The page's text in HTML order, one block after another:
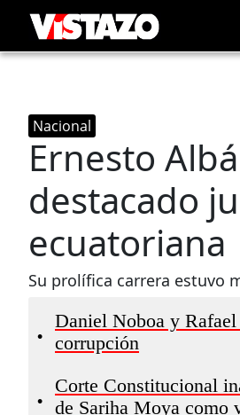
Nacional
Ernesto
destacado
ecuatoriana
Su prolífica carrera estuvo
•
Daniel Noboa y Rafael
corrupción
•
Corte Constitucional
de Sariha Moya como